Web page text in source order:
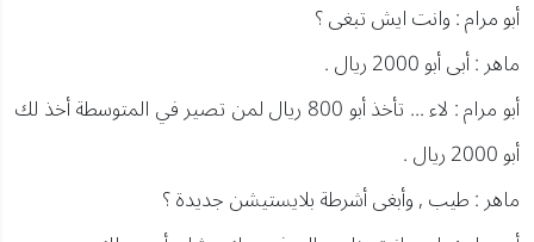
أبو مرام : وانت ايش تبغى ؟
ماهر : أبى أبو 2000 ريال .
أبو مرام : لاء ... تأخذ أبو 800 ريال لمن تصير في المتوسطة أخذ لك
أبو 2000 ريال .
ماهر : طيب , وأبغى أشرطة بلايستيشن جديدة ؟